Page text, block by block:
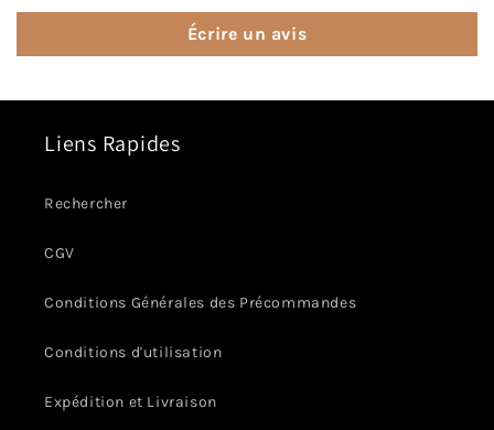
Écrire un avis
Liens Rapides
Rechercher
CGV
Conditions Générales des Précommandes
Conditions d'utilisation
Expédition et Livraison